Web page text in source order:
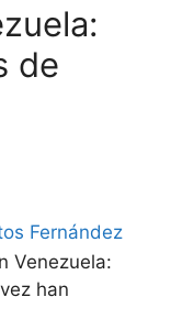
de
Fernández
Venezuela:
han